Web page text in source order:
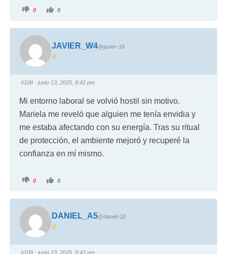
0 0
JAVIER_W4@javier-16
#108 · junio 13, 2025, 8:42 pm
Mi entorno laboral se volvió hostil sin motivo.
Mariela me reveló que alguien me tenía envidia y
me estaba afectando con su energía. Tras su ritual
de protección, el ambiente mejoró y recuperé la
confianza en mí mismo.
0 0
DANIEL_A5@daniel-18
#109 · junio 13, 2025, 8:42 pm